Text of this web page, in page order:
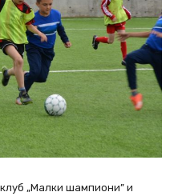
„Малки шампиони” и